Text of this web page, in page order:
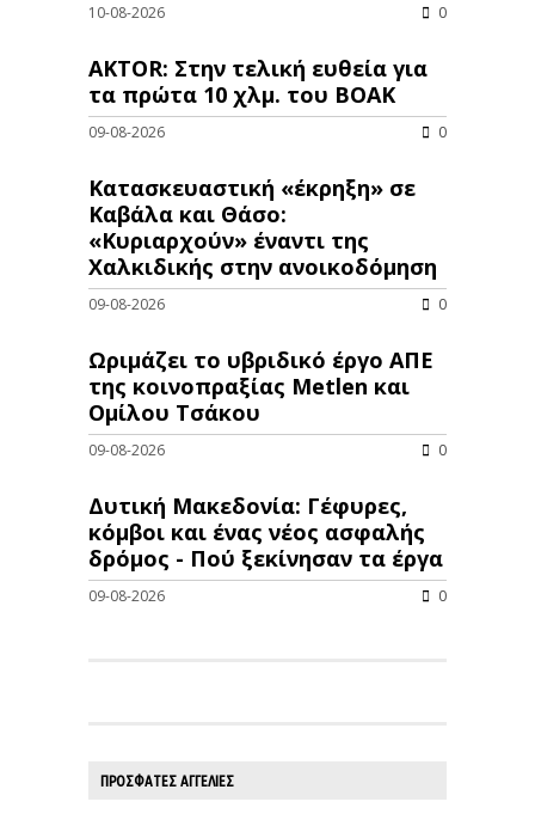
10-08-2026 0
AKTOR: Στην τελική ευθεία για
τα πρώτα 10 χλμ. του ΒΟΑΚ
09-08-2026 0
Κατασκευαστική «έκρηξη» σε
Καβάλα και Θάσο:
«Κυριαρχούν» έναντι της
Χαλκιδικής στην ανοικοδόμηση
09-08-2026 0
Ωριμάζει το υβριδικό έργο ΑΠΕ
της κοινοπραξίας Metlen και
Ομίλου Τσάκου
09-08-2026 0
Δυτική Μακεδονία: Γέφυρες,
κόμβοι και ένας νέος ασφαλής
δρόμος - Πού ξεκίνησαν τα έργα
09-08-2026 0
ΠΡΟΣΦΑΤΕΣ ΑΓΓΕΛΙΕΣ